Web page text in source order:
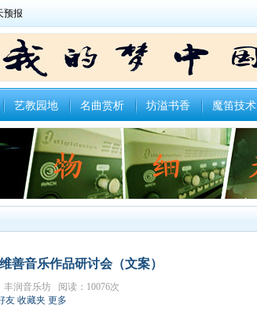
艺教园地 名曲赏析 坊溢书香 魔笛技术
善音乐作品研讨会（文案）
润音乐坊 阅读：10076次
友 收藏夹 更多